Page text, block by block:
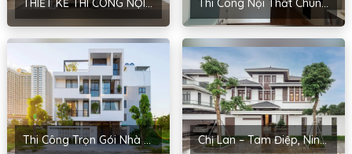
THIẾT KẾ THI CÔNG NỘI THẤT PHONG CÁCH HIỆN ĐẠI CHO ANH TUẤN ANH Thi Công Nội Thất Chung Cư Masteri Ocean Park Tại Gia Lâm_Hà Nội
Thi Công Trọn Gói Nhà Anh Hiển – Hòa An, Cao Bằng Chị Lan – Tam Điệp, Ninh Bình